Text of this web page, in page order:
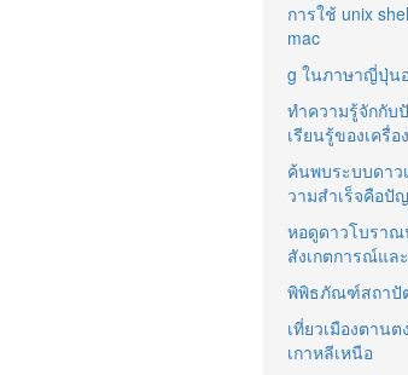
การใช้ unix
mac
g ในภาษาญี่ปุ่น
ทำความรู้จักกั
เรียนรู้ของเครื่อง
ค้นพบระบบดาว
วามสำเร็จคือปั
หอดูดาวโบรา
สังเกตการณ์แล
พิพิธภัณฑ์สถาปั
เที่ยวเมืองตาน
เกาหลีเหนือ